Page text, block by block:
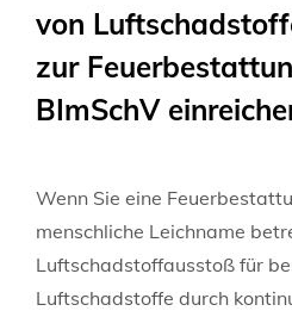
von
zur
BImSchV
Wenn Sie eine
menschliche Leichname
Luftschadstoffausstoß für
Luftschadstoffe durch